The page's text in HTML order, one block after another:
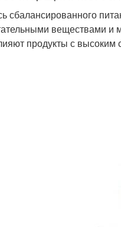
сбалансированного
веществами и
продукты с